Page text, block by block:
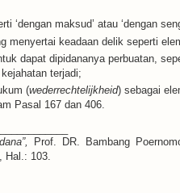
‘dengan maksud’ atau ‘dengan
menyertai keadaan delik seperti
dapat dipidananya perbuatan,
terjadi;
(wederrechtelijkheid) sebagai
Pasal 167 dan 406.
Prof. DR. Bambang
Hal.: 103.